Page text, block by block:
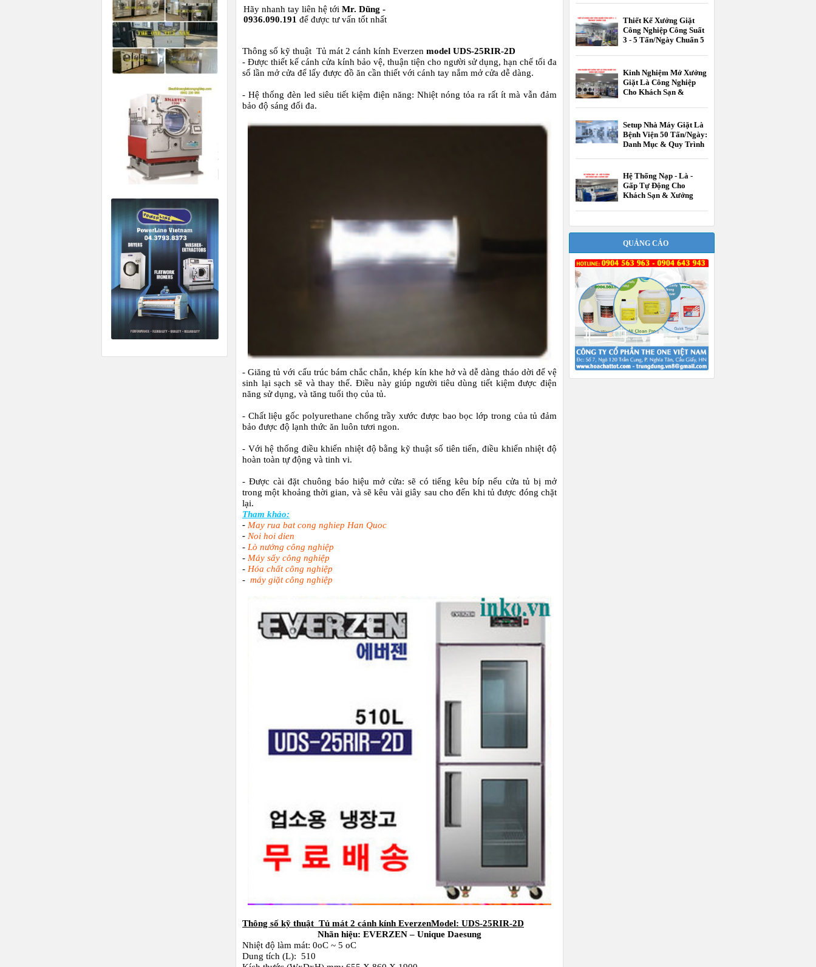
Hãy nhanh tay liên hệ tới Mr. Dũng -
0936.090.191 để được tư vấn tốt nhất
Thông số kỹ thuật Tủ mát 2 cánh kính Everzen model UDS-25RIR-2D
- Được thiết kế cánh cửa kính bảo vệ, thuận tiện cho người sử dụng, hạn chế tối đa
số lần mở cửa để lấy được đồ ăn cần thiết với cánh tay nắm mở cửa dễ dàng.
- Hệ thống đèn led siêu tiết kiệm điện năng: Nhiệt nóng tỏa ra rất ít mà vẫn đảm
bảo độ sáng đối đa.
- Giăng tủ với cấu trúc bám chắc chắn, khép kín khe hở và dễ dàng tháo dời để vệ
sinh lại sạch sẽ và thay thế. Điều này giúp người tiêu dùng tiết kiệm được điện
năng sử dụng, và tăng tuổi thọ của tủ.
- Chất liệu gốc polyurethane chống trầy xước được bao bọc lớp trong của tủ đảm
bảo được độ lạnh thức ăn luôn tươi ngon.
- Với hệ thống điều khiển nhiệt độ bằng kỹ thuật số tiên tiến, điều khiển nhiệt độ
hoàn toàn tự động và tinh vi.
- Được cài đặt chuông báo hiệu mở cửa: sẽ có tiếng kêu bíp nếu cửa tủ bị mở
trong một khoảng thời gian, và sẽ kêu vài giây sau cho đến khi tủ được đóng chặt
lại.
Tham khảo:
- May rua bat cong nghiep Han Quoc
- Noi hoi dien
- Lò nướng công nghiệp
- Máy sấy công nghiệp
- Hóa chất công nghiệp
- máy giặt công nghiệp
Thông số kỹ thuật Tủ mát 2 cánh kính EverzenModel: UDS-25RIR-2D
Nhãn hiệu: EVERZEN – Unique Daesung
Nhiệt độ làm mát: 0oC ~ 5 oC
Dung tích (L): 510
Thiết Kế Xưởng Giặt
Công Nghiệp Công Suất
3 - 5 Tấn/Ngày Chuẩn 5
Kinh Nghiệm Mở Xưởng
Giặt Là Công Nghiệp
Cho Khách Sạn &
Setup Nhà Máy Giặt Là
Bệnh Viện 50 Tấn/Ngày:
Danh Mục & Quy Trình
Hệ Thống Nạp - Là -
Gấp Tự Động Cho
Khách Sạn & Xưởng
QUẢNG CÁO